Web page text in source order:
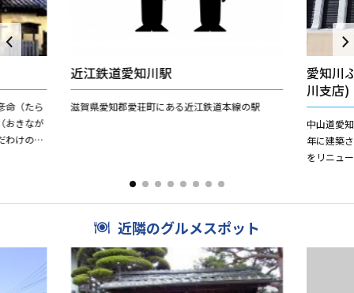
命（たら
おきなが
わけのみ
近江鉄道愛知川駅
滋賀県愛知郡愛荘町にある近江鉄道本線の駅
愛知川
川支店)
中山道愛
年に建築
をリニュ
近隣のグルメスポット